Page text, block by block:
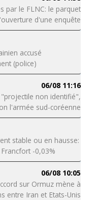
par le FLNC: le parquet
d'une enquête
accusé
(police)
06/08 11:16
non identifié",
l'armée sud-coréenne
stable ou en hausse:
-0,03%
06/08 10:05
sur Ormuz mène à
entre Iran et Etats-Unis